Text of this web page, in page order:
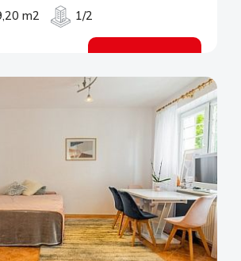
umeblowania w cenie! Mieszkanie
ustawne o powierzchni 59,2m2 składa się z
kuchennym 6m2, dwóch pokoi 11m2 i
akrylowym, wyposażona w sprzęty
piekarnik, płyta indukcyjna, lodówko-
z oknem wyposażona w wannę z
umywalkę, wc oraz wnękę na piec
klienta bardziej wymagającego, łazienka do
zadbany, zaaranżowany przez
w ciepłej kolorystyce. Uroku dodaje liczne
okienna salonu południowa, dwóch pokoi
W mieszkaniu na podłodze znajdują się
W oknach rolety rzymskie oraz zasłony.
na tle innych? Oto główne zalety
rozkład pomieszczeń * 1 piętro w
standard wykończenia, po remoncie 2 lata
m2 1/2